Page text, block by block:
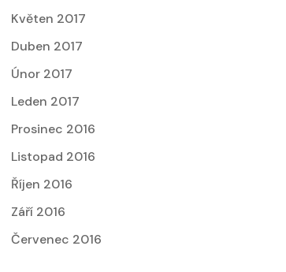
Květen 2017
Duben 2017
Únor 2017
Leden 2017
Prosinec 2016
Listopad 2016
Říjen 2016
Září 2016
Červenec 2016